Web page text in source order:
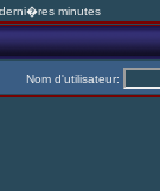
minutes
Nom d'utilisateur: